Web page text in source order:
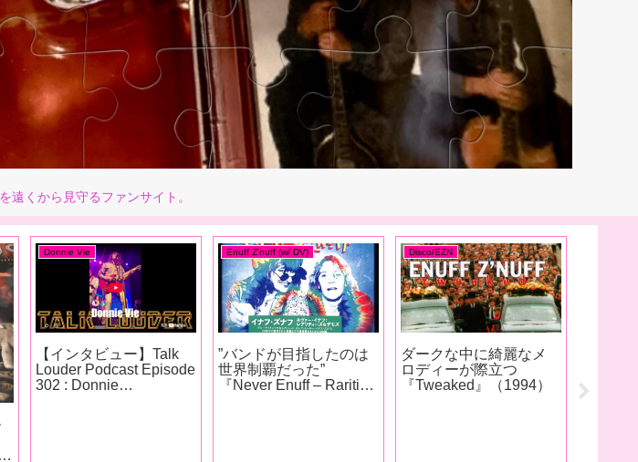
遠くから見守るファンサイト。
Enuff Z'nuff (w/ DV)
Jake E.Lee と Enuff
Z’nuff
Enuff Z'nuff (w/ DV) Donnie Vie
【インタビュー】
Donnie Vie Super Cool
Radio